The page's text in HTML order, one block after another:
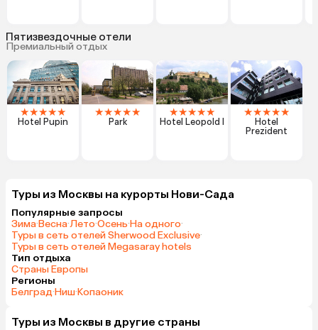
Пятизвездочные отели
Премиальный отдых
★★★★★
Hotel Pupin
★★★★★
Park
★★★★★
Hotel Leopold I
★★★★★
Hotel
Prezident
Туры из Москвы на курорты Нови-Сада
Популярные запросы
Зима·Весна·Лето·Осень·На одного·
Туры в сеть отелей Sherwood Exclusive·
Туры в сеть отелей Megasaray hotels
Тип отдыха
Страны Европы
Регионы
Белград·Ниш·Копаоник
Туры из Москвы в другие страны